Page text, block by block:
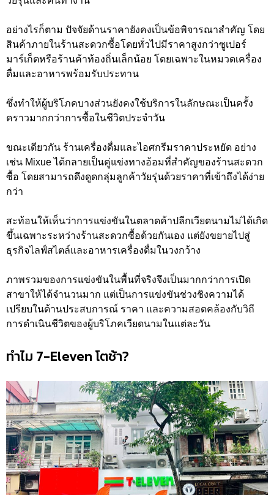
อย่างไรก็ตาม ปัจจัยด้านราคายังคงเป็นข้อพิจารณาสำคัญ โดย
สินค้าภายในร้านสะดวกซื้อโดยทั่วไปมีราคาสูงกว่าซูเปอร์
มาร์เก็ตหรือร้านค้าท้องถิ่นเล็กน้อย โดยเฉพาะในหมวดเครื่อง
ดื่มและอาหารพร้อมรับประทาน
ซึ่งทำให้ผู้บริโภคบางส่วนยังคงใช้บริการในลักษณะเป็นครั้ง
คราวมากกว่าการซื้อในชีวิตประจำวัน
ขณะเดียวกัน ร้านเครื่องดื่มและไอศกรีมราคาประหยัด อย่าง
เช่น Mixue ได้กลายเป็นคู่แข่งทางอ้อมที่สำคัญของร้านสะดวก
ซื้อ โดยสามารถดึงดูดกลุ่มลูกค้าวัยรุ่นด้วยราคาที่เข้าถึงได้ง่าย
กว่า
สะท้อนให้เห็นว่าการแข่งขันในตลาดค้าปลีกเวียดนามไม่ได้เกิด
ขึ้นเฉพาะระหว่างร้านสะดวกซื้อด้วยกันเอง แต่ยังขยายไปสู่
ธุรกิจไลฟ์สไตล์และอาหารเครื่องดื่มในวงกว้าง
ภาพรวมของการแข่งขันในพื้นที่จริงจึงเป็นมากกว่าการเปิด
สาขาให้ได้จำนวนมาก แต่เป็นการแข่งขันช่วงชิงความได้
เปรียบในด้านประสบการณ์ ราคา และความสอดคล้องกับวิถี
การดำเนินชีวิตของผู้บริโภคเวียดนามในแต่ละวัน
ทำไม 7-Eleven โตช้า?